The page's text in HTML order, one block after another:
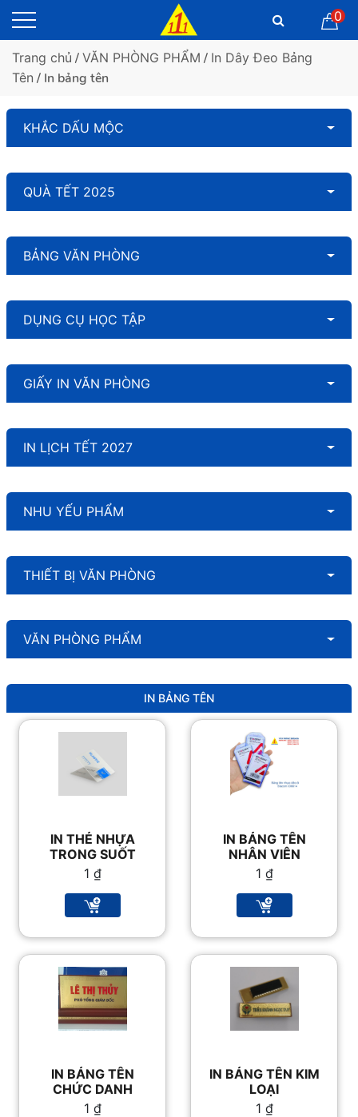
0
Trang chủ / VĂN PHÒNG PHẨM / In Dây Đeo Bảng
Tên / In bảng tên
KHẮC DẤU MỘC
QUÀ TẾT 2025
BẢNG VĂN PHÒNG
DỤNG CỤ HỌC TẬP
GIẤY IN VĂN PHÒNG
IN LỊCH TẾT 2027
NHU YẾU PHẨM
THIẾT BỊ VĂN PHÒNG
VĂN PHÒNG PHẨM
IN BẢNG TÊN
IN THẺ NHỰA
TRONG SUỐT
1 ₫
IN BẢNG TÊN
NHÂN VIÊN
1 ₫
IN BẢNG TÊN
CHỨC DANH
1 ₫
IN BẢNG TÊN KIM
LOẠI
1 ₫